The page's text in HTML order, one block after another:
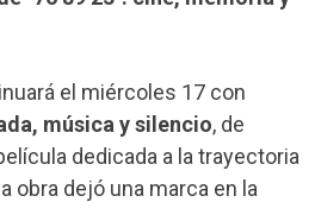
el miércoles 17 con
música y silencio, de
dedicada a la trayectoria
obra dejó una marca en la